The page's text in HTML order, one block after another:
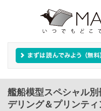
艦船模型スペシャル
デリング＆プリンティ